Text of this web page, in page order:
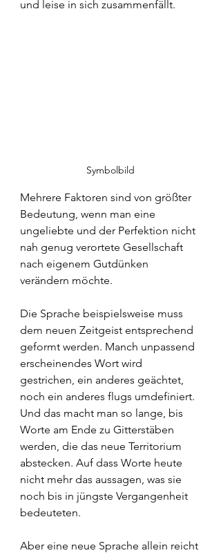
und leise in sich zusammenfällt.
Symbolbild
Mehrere Faktoren sind von größter
Bedeutung, wenn man eine
ungeliebte und der Perfektion nicht
nah genug verortete Gesellschaft
nach eigenem Gutdünken
verändern möchte.
Die Sprache beispielsweise muss
dem neuen Zeitgeist entsprechend
geformt werden. Manch unpassend
erscheinendes Wort wird
gestrichen, ein anderes geächtet,
noch ein anderes flugs umdefiniert.
Und das macht man so lange, bis
Worte am Ende zu Gitterstäben
werden, die das neue Territorium
abstecken. Auf dass Worte heute
nicht mehr das aussagen, was sie
noch bis in jüngste Vergangenheit
bedeuteten.
Aber eine neue Sprache allein reicht